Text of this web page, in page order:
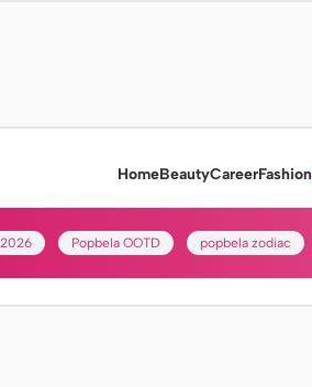
HomeBeautyCareerFashion
Popbela OOTD popbela zodiac